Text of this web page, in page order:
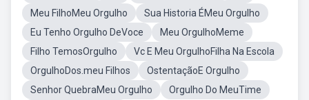
Meu FilhoMeu Orgulho
Sua Historia ÉMeu Orgulho
Eu Tenho Orgulho DeVoce
Meu OrgulhoMeme
Filho TemosOrgulho
Vc E Meu OrgulhoFilha Na Escola
OrgulhoDos.meu Filhos
OstentaçãoE Orgulho
Senhor QuebraMeu Orgulho
Orgulho Do MeuTime